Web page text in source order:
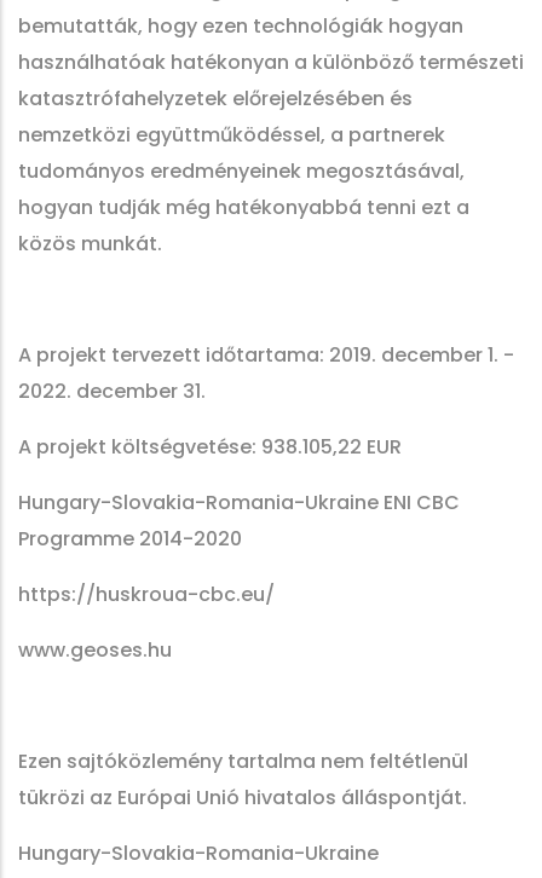
bemutatták, hogy ezen technológiák hogyan
használhatóak hatékonyan a különböző természeti
katasztrófahelyzetek előrejelzésében és
nemzetközi együttműködéssel, a partnerek
tudományos eredményeinek megosztásával,
hogyan tudják még hatékonyabbá tenni ezt a
közös munkát.
A projekt tervezett időtartama: 2019. december 1. -
2022. december 31.
A projekt költségvetése: 938.105,22 EUR
Hungary-Slovakia-Romania-Ukraine ENI CBC
Programme 2014-2020
https://huskroua-cbc.eu/
www.geoses.hu
Ezen sajtóközlemény tartalma nem feltétlenül
tükrözi az Európai Unió hivatalos álláspontját.
Hungary-Slovakia-Romania-Ukraine